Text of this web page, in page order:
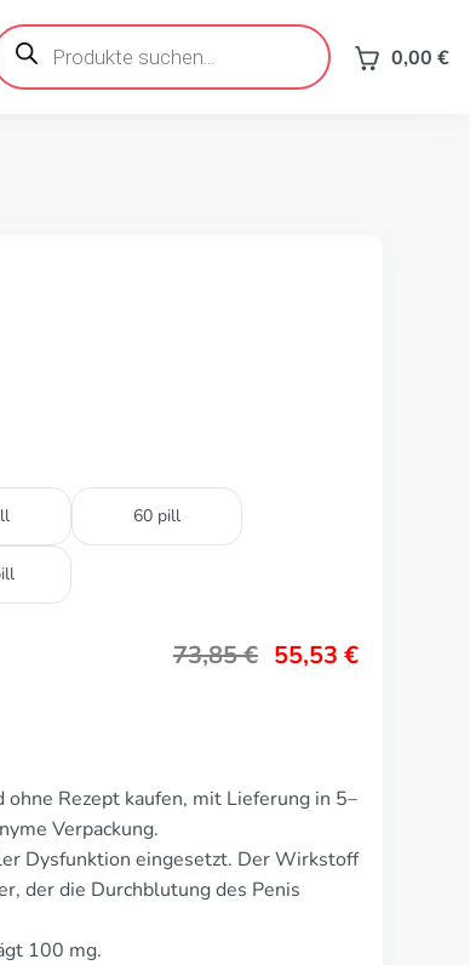
0,00 €
60 pill
73,85€ 55,53 €
Rezept kaufen, mit Lieferung in 5–
Verpackung.
Dysfunktion eingesetzt. Der Wirkstoff
der die Durchblutung des Penis
100 mg.